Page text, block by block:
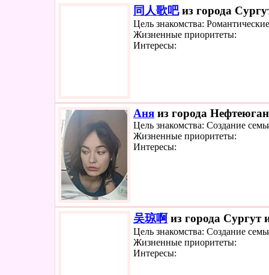
同人歌吧из города
Цель знакомства:
Жизненные приоритеты:
Интересы:
Аня из города
Цель знакомства: Создание
Жизненные приоритеты:
Интересы:
吴琼啊 из города Сургут
Цель знакомства: Создание
Жизненные приоритеты:
Интересы: